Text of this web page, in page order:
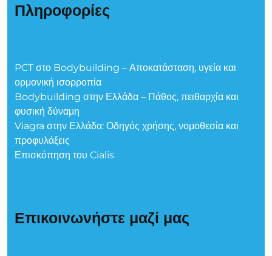
Πληροφορίες
PCT στο Bodybuilding – Αποκατάσταση, υγεία και
ορμονική ισορροπία
Bodybuilding στην Ελλάδα – Πάθος, πειθαρχία και
φυσική δύναμη
Viagra στην Ελλάδα: Οδηγός χρήσης, νομοθεσία και
προφυλάξεις
Επισκόπηση του Cialis
Επικοινωνήστε μαζί μας